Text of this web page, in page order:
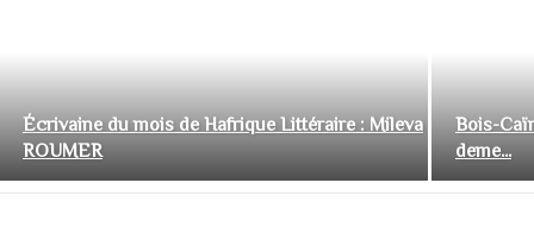
Écrivaine du mois de Hafrique Littéraire : Mileva
ROUMER
Bois-
deme...